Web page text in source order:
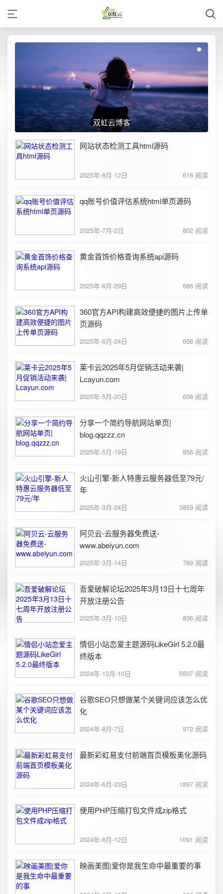
双虹云博客
网站状态检测工具html源码
2025年-8月-12日 616 阅读
qq账号价值评估系统html单页源码
2025年-7月-2日 802 阅读
黄金首饰价格查询系统api源码
2025年-6月-29日 586 阅读
360官方API构建高效便捷的图片上传单
页源码
2025年-6月-24日 658 阅读
莱卡云2025年5月促销活动来袭|
Lcayun.com
2025年-5月-20日 658 阅读
分享一个简约导航网站单页|
blog.qqzzz.cn
2025年-5月-19日 856 阅读
火山引擎-新人特惠云服务器低至79元/
年
2025年-3月-24日 3859 阅读
阿贝云-云服务器免费送-
www.abeiyun.com
2025年-3月-14日 789 阅读
吾爱破解论坛2025年3月13日十七周年
开放注册公告
2025年-3月-10日 836 阅读
情侣小站恋爱主题源码LikeGirl 5.2.0最
终版本
2024年-12月-10日 5507 阅读
谷歌SEO只想做某个关键词应该怎么优
化
2024年-8月-7日 972 阅读
最新彩虹易支付前端首页模板美化源码
2024年-6月-23日 1897 阅读
使用PHP压缩打包文件成zip格式
2024年-6月-12日 1091 阅读
映画美图|爱你是我生命中最重要的事